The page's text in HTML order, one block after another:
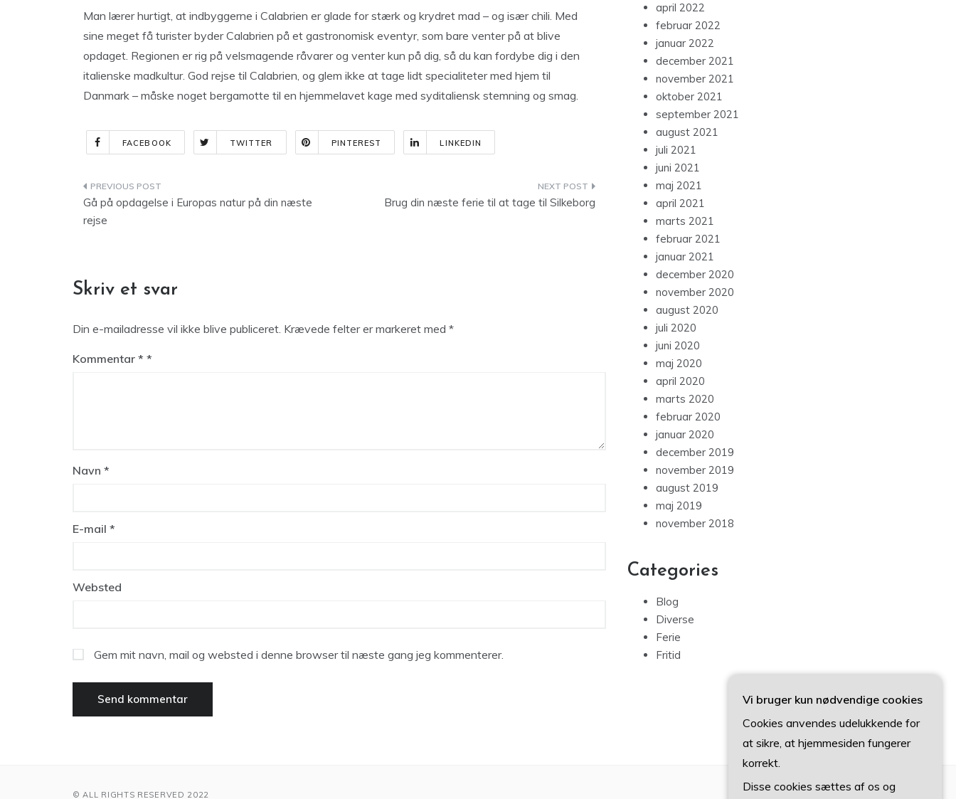
Man lærer hurtigt, at indbyggerne i Calabrien er glade for stærk og krydret mad – og især chili. Med
sine meget få turister byder Calabrien på et gastronomisk eventyr, som bare venter på at blive
opdaget. Regionen er rig på velsmagende råvarer og venter kun på dig, så du kan fordybe dig i den
italienske madkultur. God rejse til Calabrien, og glem ikke at tage lidt specialiteter med hjem til
Danmark – måske noget bergamotte til en hjemmelavet kage med syditaliensk stemning og smag.
FACEBOOK TWITTER PINTEREST LINKEDIN
Indlægsnavigation
Gå på opdagelse i Europas natur på din næste
rejse
Brug din næste ferie til at tage til Silkeborg
Skriv et svar
Din e-mailadresse vil ikke blive publiceret. Krævede felter er markeret med *
Kommentar *
Navn *
E-mail *
Websted
Gem mit navn, mail og websted i denne browser til næste gang jeg kommenterer.
april 2022
februar 2022
januar 2022
december 2021
november 2021
oktober 2021
september 2021
august 2021
juli 2021
juni 2021
maj 2021
april 2021
marts 2021
februar 2021
januar 2021
december 2020
november 2020
august 2020
juli 2020
juni 2020
maj 2020
april 2020
marts 2020
februar 2020
januar 2020
december 2019
november 2019
august 2019
maj 2019
november 2018
Categories
Blog
Diverse
Ferie
Fritid
© ALL RIGHTS RESERVED 2022
Vi bruger kun nødvendige cookies
Cookies anvendes udelukkende for
at sikre, at hjemmesiden fungerer
korrekt.
Disse cookies sættes af os og